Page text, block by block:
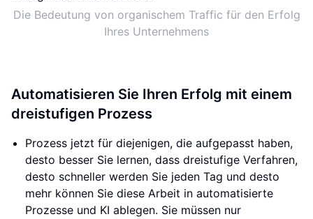
Die Bedeutung von organischem Traffic für den Erfolg
Ihres Unternehmens
Automatisieren Sie Ihren Erfolg mit einem
dreistufigen Prozess
Prozess jetzt für diejenigen, die aufgepasst haben,
desto besser Sie lernen, dass dreistufige Verfahren,
desto schneller werden Sie jeden Tag und desto
mehr können Sie diese Arbeit in automatisierte
Prozesse und KI ablegen. Sie müssen nur